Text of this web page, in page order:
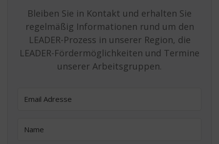
Bleiben Sie in Kontakt und erhalten Sie
regelmäßig Informationen rund um den
LEADER-Prozess in unserer Region, die
LEADER-Fördermöglichkeiten und Termine
unserer Arbeitsgruppen.